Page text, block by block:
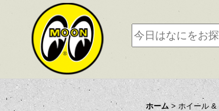
ホーム > ホイール &